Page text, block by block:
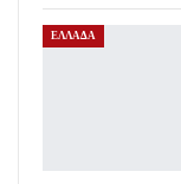
ΕΛΛΑΔΑ